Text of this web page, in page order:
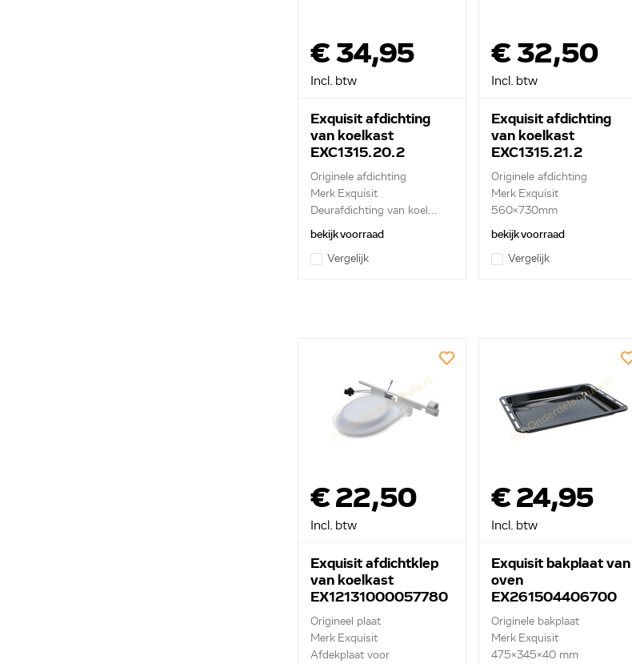
€ 34,95
Incl. btw
Exquisit afdichting
van koelkast
EXC1315.20.2
Originele afdichting
Merk Exquisit
Deurafdichting van koel...
bekijk voorraad
Vergelijk
€ 32,50
Incl. btw
Exquisit afdichting
van koelkast
EXC1315.21.2
Originele afdichting
Merk Exquisit
560x730mm
deurafdichtin...
bekijk voorraad
Vergelijk
€ 22,50
Incl. btw
Exquisit afdichtklep
van koelkast
EX12131000057780
Origineel plaat
Merk Exquisit
Afdekplaat voor
€ 24,95
Incl. btw
Exquisit bakplaat van
oven
EX261504406700
Originele bakplaat
Merk Exquisit
475x345x40 mm